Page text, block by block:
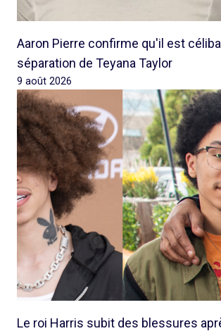
Aaron Pierre confirme qu'il est
séparation de Teyana Taylor
9 août 2026
Le roi Harris subit des blessures